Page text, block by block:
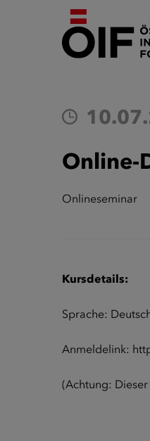
Online-
Onlineseminar
Kursdetails:
Sprache:
Anmeldelink:
(Achtung: